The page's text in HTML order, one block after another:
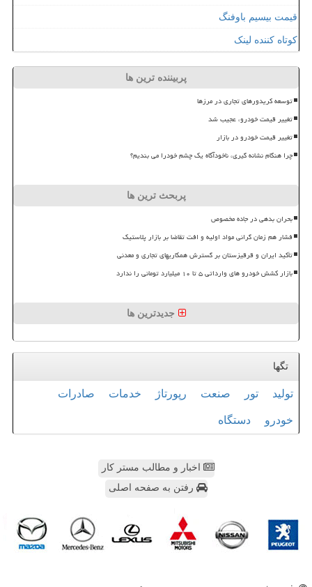
قیمت بیسیم باوفنگ
کوتاه کننده لینک
پربیننده ترین ها
توسعه کریدورهای تجاری در مرزها
تغییر قیمت خودرو، عجیب شد
تغییر قیمت خودرو در بازار
چرا هنگام نشانه گیری، ناخودآگاه یک چشم خودرا می بندیم؟
پربحث ترین ها
بحران بدهی در جاده مخصوص
فشار هم زمان گرانی مواد اولیه و افت تقاضا بر بازار پلاستیک
تأکید ایران و قرقیزستان بر گسترش همکاریهای تجاری و معدنی
بازار کشش خودرو های وارداتی ۵ تا ۱۰ میلیارد تومانی را ندارد
جدیدترین ها
تگها
تولید تور صنعت رپورتاژ خدمات صادرات
خودرو دستگاه
اخبار و مطالب مستر کار
رفتن به صفحه اصلی